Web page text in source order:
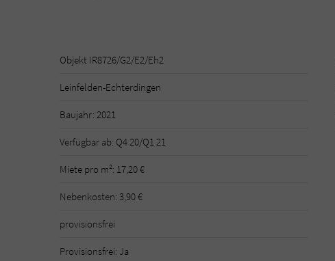
Objekt IR8726/G2/E2/Eh2
Leinfelden-Echterdingen
Baujahr: 2021
Verfügbar ab: Q4 20/Q1 21
Miete pro m²: 17,20 €
Nebenkosten: 3,90 €
provisionsfrei
Provisionsfrei: Ja